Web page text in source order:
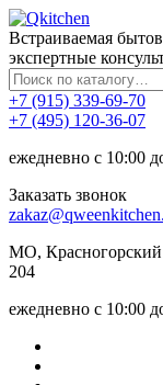
Встраиваемая
экспертные
+7 (915) 339-69-70
+7 (495) 120-36-07
ежедневно с 10:00
Заказать звонок
МО, Красногорский
204
ежедневно с 10:00